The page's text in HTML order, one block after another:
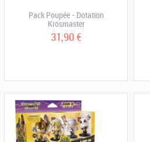
Pack Poupée - Dotation
Krosmaster
31,90 €